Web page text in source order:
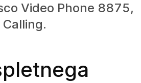
Video Phone 8875,